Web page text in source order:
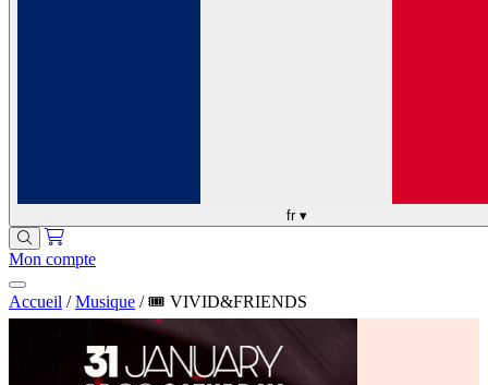
fr ▾
Mon compte
Accueil / Musique / 🎟️ VIVID&FRIENDS